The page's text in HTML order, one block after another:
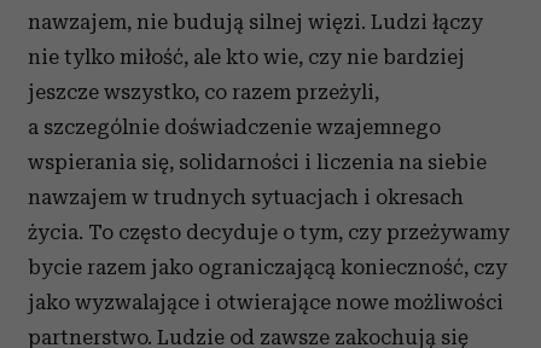
nawzajem, nie budują silnej więzi. Ludzi łączy
nie tylko miłość, ale kto wie, czy nie bardziej
jeszcze wszystko, co razem przeżyli,
a szczególnie doświadczenie wzajemnego
wspierania się, solidarności i liczenia na siebie
nawzajem w trudnych sytuacjach i okresach
życia. To często decyduje o tym, czy przeżywamy
bycie razem jako ograniczającą konieczność, czy
jako wyzwalające i otwierające nowe możliwości
partnerstwo. Ludzie od zawsze zakochują się